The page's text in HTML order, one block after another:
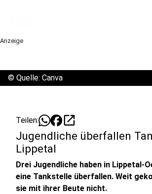
Anzeige
© Quelle: Canva
Teilen: open_in_new
Jugendliche überfallen
Lippetal
Drei Jugendliche haben in Lippetal-
eine Tankstelle überfallen. Weit
sie mit ihrer Beute nicht.